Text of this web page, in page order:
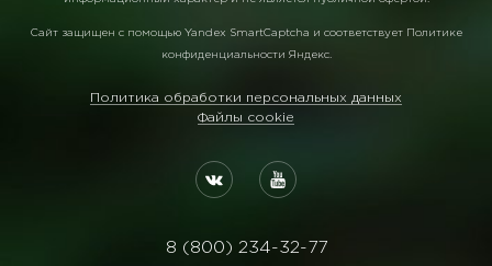
Сайт защищен с помощью Yandex SmartCaptcha и соответствует Политике
конфиденциальности Яндекс.
Политика обработки персональных данных
Файлы cookie
8 (800) 234-32-77